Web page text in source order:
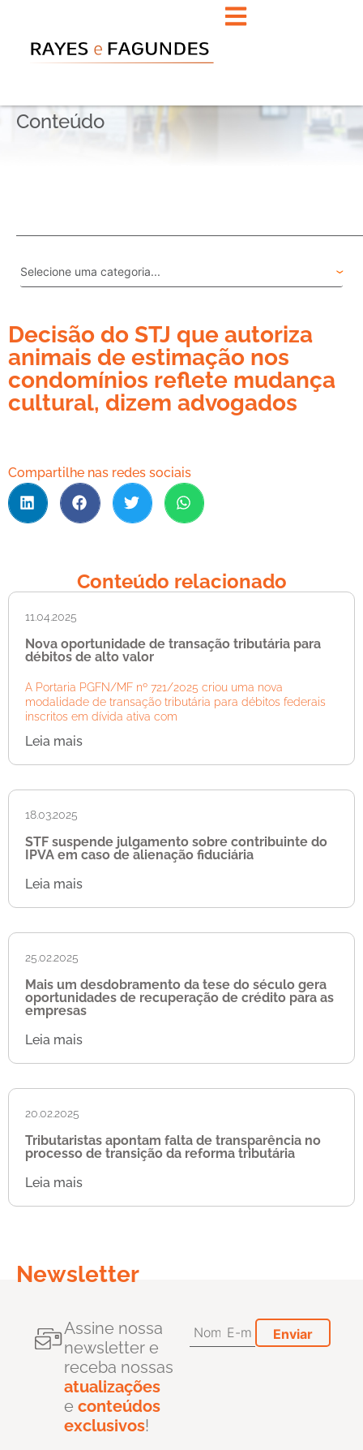
Conteúdo
Decisão do STJ que autoriza
animais de estimação nos
condomínios reflete mudança
cultural, dizem advogados
Compartilhe nas redes sociais
Conteúdo relacionado
11.04.2025
Nova oportunidade de transação tributária para
débitos de alto valor
A Portaria PGFN/MF nº 721/2025 criou uma nova
modalidade de transação tributária para débitos federais
inscritos em dívida ativa com
Leia mais
18.03.2025
STF suspende julgamento sobre contribuinte do
IPVA em caso de alienação fiduciária
Leia mais
25.02.2025
Mais um desdobramento da tese do século gera
oportunidades de recuperação de crédito para as
empresas
Leia mais
20.02.2025
Tributaristas apontam falta de transparência no
processo de transição da reforma tributária
Leia mais
Newsletter
Assine nossa
newsletter e
receba nossas
atualizações
e conteúdos
exclusivos!